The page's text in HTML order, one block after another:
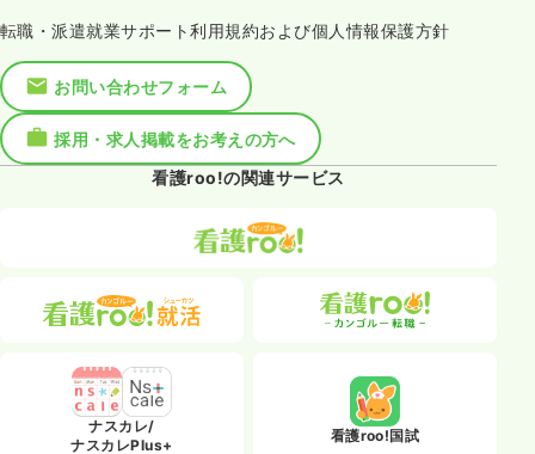
転職・派遣就業サポート利用規約および個人情報保護方針
お問い合わせフォーム
採用・求人掲載をお考えの方へ
看護roo!の関連サービス
ナスカレ/
ナスカレPlus+
看護roo!国試